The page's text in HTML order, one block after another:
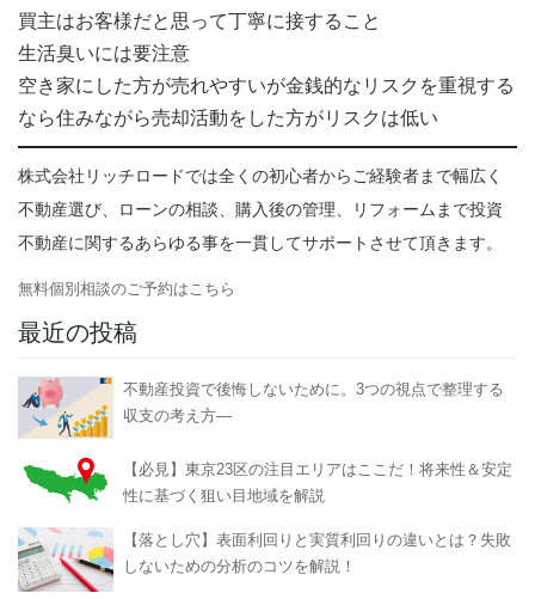
買主はお客様だと思って丁寧に接すること
生活臭いには要注意
空き家にした方が売れやすいが金銭的なリスクを重視する
なら住みながら売却活動をした方がリスクは低い
株式会社リッチロードでは全くの初心者からご経験者まで幅広く
不動産選び、ローンの相談、購入後の管理、リフォームまで投資
不動産に関するあらゆる事を一貫してサポートさせて頂きます。
無料個別相談のご予約はこちら
最近の投稿
不動産投資で後悔しないために。3つの視点で整理する
収支の考え方―
【必見】東京23区の注目エリアはここだ！将来性＆安定
性に基づく狙い目地域を解説
【落とし穴】表面利回りと実質利回りの違いとは？失敗
しないための分析のコツを解説！